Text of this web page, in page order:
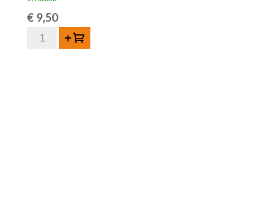
€9,50
quantité
Ajouter au panier